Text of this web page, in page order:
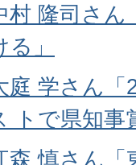
隆司さん
」
学さん「
トで県知事
慎さん「